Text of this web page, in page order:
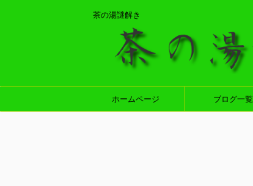
茶の湯謎解き
ホームページ ブログ一覧